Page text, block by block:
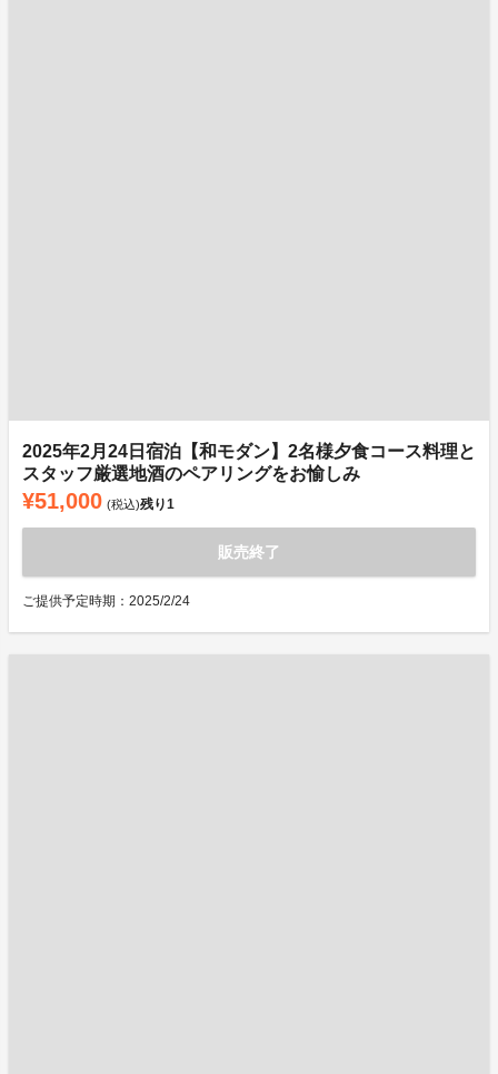
2025年2月24日宿泊【和モダン】2名様夕食コース料理と
スタッフ厳選地酒のペアリングをお愉しみ
¥51,000 (税込)残り1
販売終了
ご提供予定時期：2025/2/24